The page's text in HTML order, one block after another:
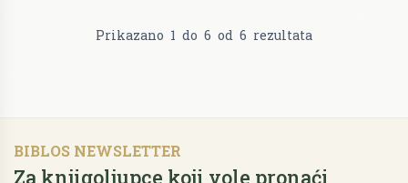
Prikazano 1 do 6 od 6 rezultata
BIBLOS NEWSLETTER
Za knjigoljupce koji vole pronaći